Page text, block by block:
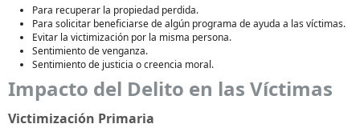
Para recuperar la propiedad perdida.
Para solicitar beneficiarse de algún programa de ayuda a las víctimas.
Evitar la victimización por la misma persona.
Sentimiento de venganza.
Sentimiento de justicia o creencia moral.
Impacto del Delito en las Víctimas
Victimización Primaria